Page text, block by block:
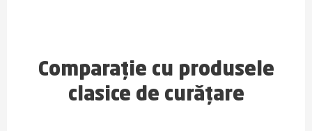
Comparație cu produsele
clasice de curățare